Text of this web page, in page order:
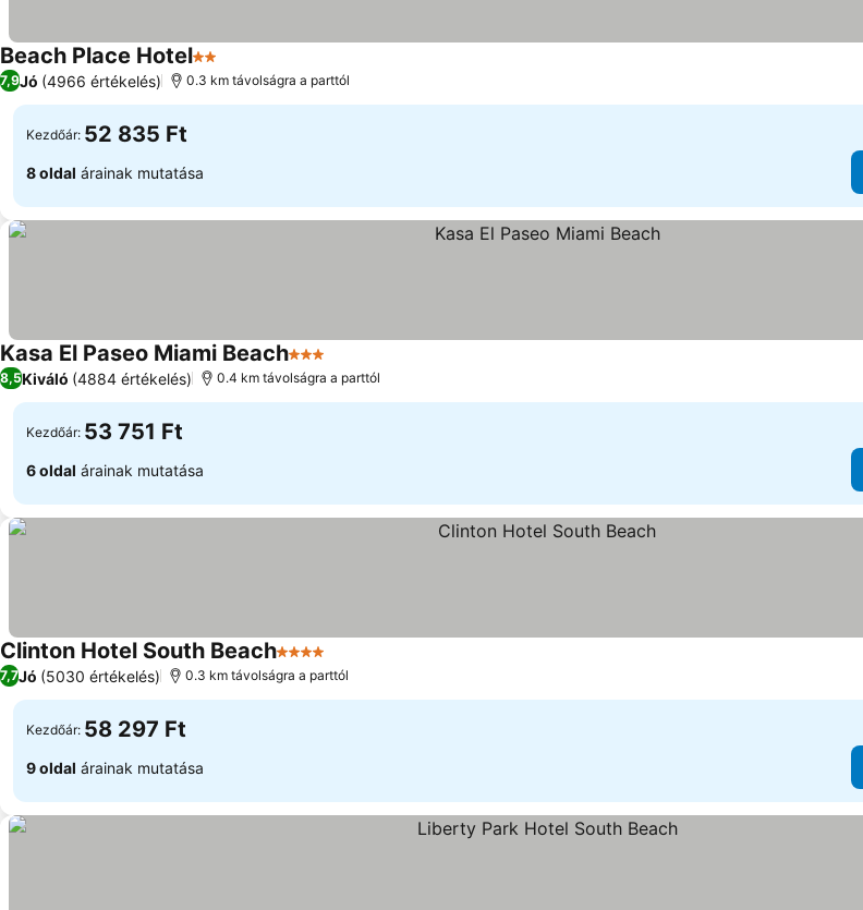
Beach Place Hotel2 Kategória
7,9Jó (4966 értékelés) 0.3 km távolságra a parttól
Kezdőár: 52 835 Ft
8 oldal árainak mutatása
Kasa El Paseo Miami Beach3 Kategória
8,5Kiváló (4884 értékelés) 0.4 km távolságra a parttól
Kezdőár: 53 751 Ft
6 oldal árainak mutatása
Clinton Hotel South Beach4 Kategória
7,7Jó (5030 értékelés) 0.3 km távolságra a parttól
Kezdőár: 58 297 Ft
9 oldal árainak mutatása